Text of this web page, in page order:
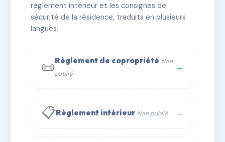
✓ Immatriculée 🏠 29 lots 🏗 1 bâtiment(s)
📞 Contacter Syndic Digital 💬 WhatsApp
✉ Email
règlement intérieur et les consignes de
sécurité de la résidence, traduits en plusieurs
langues.
📜Règlement de copropriété Non
publié
→
📋Règlement intérieur Non publié →